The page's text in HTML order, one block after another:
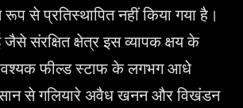
रूप से प्रतिस्थापित नहीं किया गया है।
संरक्षित क्षेत्र इस व्यापक क्षय के
फील्ड स्टाफ के लगभग आधे
से गलियारे अवैध खनन और विखंडन